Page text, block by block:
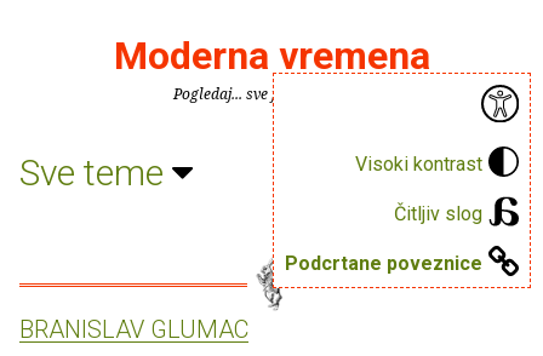
Visoki kontrast
Čitljiv slog
Podcrtane poveznice
Moderna vremena
Pogledaj... sve je puno knjiga.
Sve teme
BRANISLAV GLUMAC